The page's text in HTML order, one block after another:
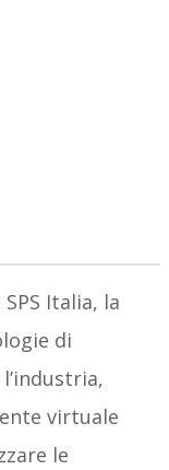
Italia, la
di
virtuale
le